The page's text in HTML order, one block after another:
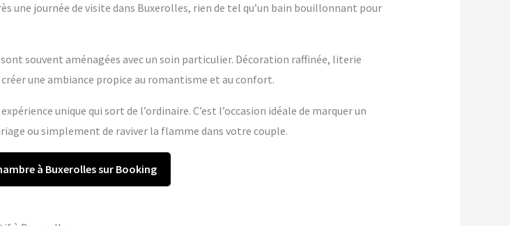
une journée de visite dans Buxerolles, rien de tel qu’un bain bouillonnant pour
souvent aménagées avec un soin particulier. Décoration raffinée, literie
une ambiance propice au romantisme et au confort.
unique qui sort de l’ordinaire. C’est l’occasion idéale de marquer un
ou simplement de raviver la flamme dans votre couple.
à Buxerolles sur Booking